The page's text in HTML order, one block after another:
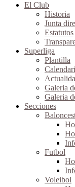
El Club
Historia
Junta
Estatutos
Superliga
Plantilla
Galeria
Galeria
Secciones
Futbol
Voleibol